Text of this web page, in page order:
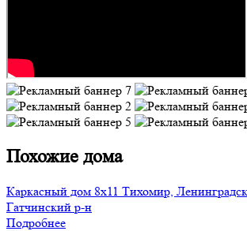
Похожие дома
Каркасный дом 8х11 Тихомир,
Гатчинский р-н
Подробнее